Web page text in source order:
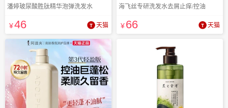
潘婷玻尿酸胜肽精华泡弹洗发水
¥46 天猫
海飞丝专研洗发水去屑止痒/控油
¥66 天猫